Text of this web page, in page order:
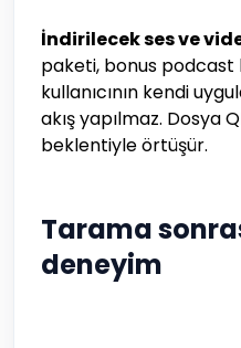
İndirilecek ses ve
paketi, bonus podcast
kullanıcının kendi
akış yapılmaz. Dosya
beklentiyle örtüşür.
Tarama
deneyim